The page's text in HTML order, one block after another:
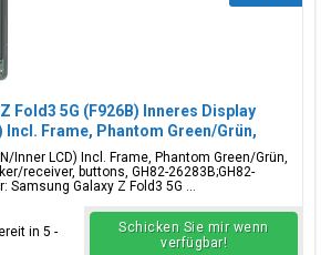
Fold3 5G (F926B) Inneres Display
Incl. Frame, Phantom Green/Grün,
26284B
Inner LCD) Incl. Frame, Phantom Green/Grün,
receiver, buttons, GH82-26283B;GH82-
Samsung Galaxy Z Fold3 5G ...
in 5 -
Schicken Sie mir wenn
verfügbar!